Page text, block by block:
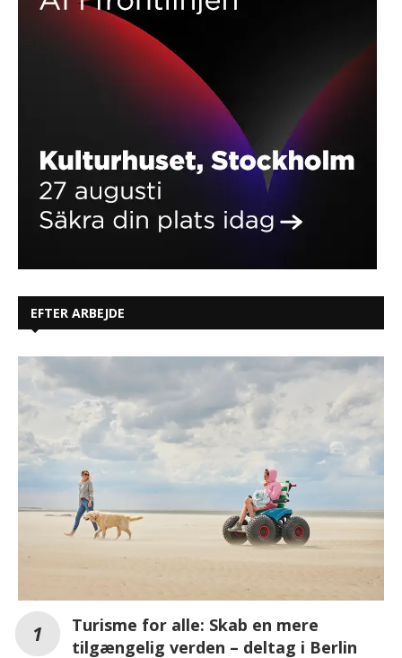
EFTER ARBEJDE
Turisme for alle: Skab en mere
tilgængelig verden – deltag i Berlin